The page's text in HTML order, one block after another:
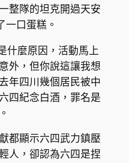
整隊的坦克開過天安
一口蛋糕。
什麼原因，活動馬上
外，但你說這讓我想
年四川幾個居民被中
四紀念白酒，罪名是
都顯示六四武力鎮壓
人，卻認為六四是捏